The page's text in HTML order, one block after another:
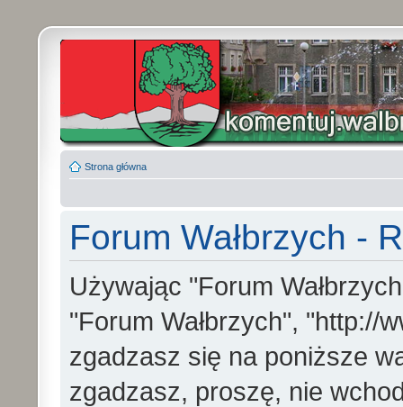
Strona główna
Forum Wałbrzych -
Używając "Forum
"Forum Wałbrzych", "http://
zgadzasz się na poniższe
zgadzasz, proszę, nie